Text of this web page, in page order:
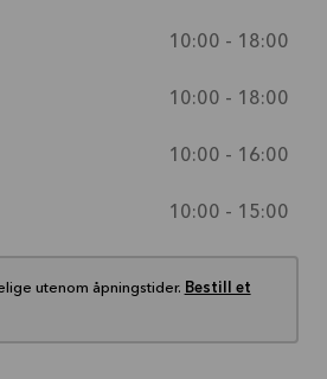
10:00 - 18:00
10:00 - 18:00
10:00 - 16:00
10:00 - 15:00
utenom åpningstider. Bestill et